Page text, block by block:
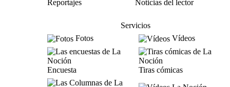
Reportajes
Noticias del lector
Servicios
Fotos
Vídeos
Encuesta Tiras cómicas